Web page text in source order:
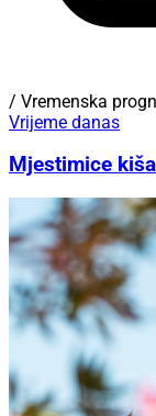
/ Vremenska
Vrijeme danas
Mjestimice